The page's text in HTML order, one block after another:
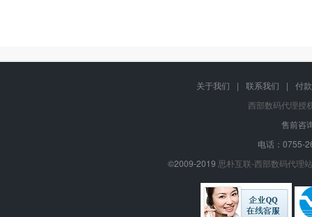
关于我们 | 联系我们 |
付
西部数码代理授
售前咨
电话：0755-
©2009-2019 思朴互联-西部数码代理站